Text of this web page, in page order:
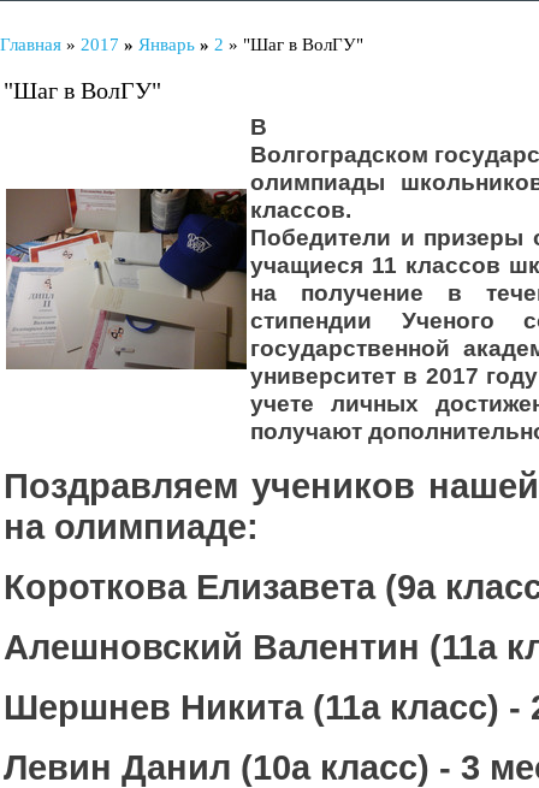
Главная » 2017 » Январь » 2 » "Шаг в ВолГУ"
"Шаг в ВолГУ"
В
Волгоградском
олимпиады
классов.
Победители и
учащиеся 11 классов
на получение в
стипендии Ученого
государственной
университет в 2017
учете личных
получают
Поздравляем учеников
на олимпиаде:
Короткова Елизавета (9а
Алешновский Валентин (11а
Шершнев Никита (11а класс) -
Левин Данил (10а класс) - 3